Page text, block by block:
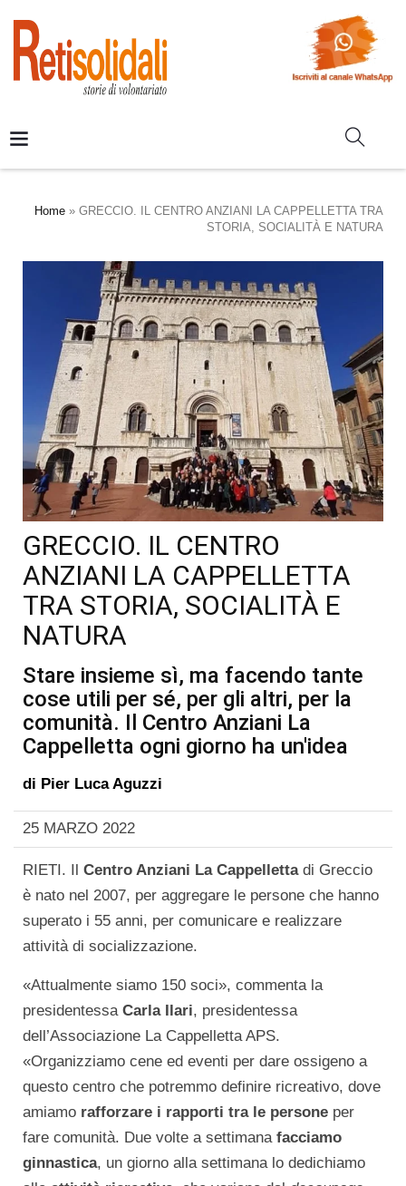
Home » GRECCIO. IL CENTRO ANZIANI LA CAPPELLETTA TRA
STORIA, SOCIALITÀ E NATURA
GRECCIO. IL CENTRO
ANZIANI LA CAPPELLETTA
TRA STORIA, SOCIALITÀ E
NATURA
Stare insieme sì, ma facendo tante
cose utili per sé, per gli altri, per la
comunità. Il Centro Anziani La
Cappelletta ogni giorno ha un'idea
di Pier Luca Aguzzi
25 MARZO 2022
RIETI. Il Centro Anziani La Cappellettadi Greccio
è nato nel 2007, per aggregare le persone che hanno
superato i 55 anni, per comunicare e realizzare
attività di socializzazione.
«Attualmente siamo 150 soci», commenta la
presidentessa Carla Ilari, presidentessa
dell’Associazione La Cappelletta APS.
«Organizziamo cene ed eventi per dare ossigeno a
questo centro che potremmo definire ricreativo, dove
amiamo rafforzare i rapporti tra le persone per
fare comunità. Due volte a settimana facciamo
ginnastica, un giorno alla settimana lo dedichiamo